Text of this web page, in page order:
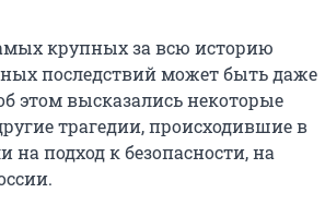
крупных за всю историю
последствий может быть даже
этом высказались некоторые
трагедии, происходившие в
на подход к безопасности, на